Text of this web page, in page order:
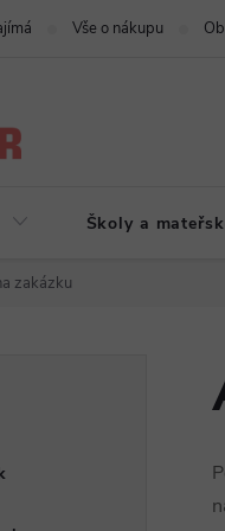
Vše o nákupu
Školy a
zakázku